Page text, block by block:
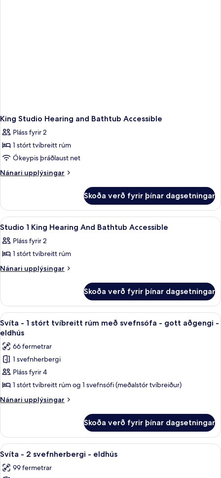
King Studio Hearing and Bathtub Accessible
Pláss fyrir 2
1 stórt tvíbreitt rúm
Ókeypis þráðlaust net
Nánari upplýsingar
Nánari
Studio
Hearing
and
Accessible
Skoða verð fyrir þínar dagsetningar
Skoða
allar
myndir
fyrir
Studio
Hearing
And
Bathtub
Accessible
Rúmföt af bestu gerð, dúnsængur,
6
Studio 1 King Hearing And Bathtub Accessible
Pláss fyrir 2
1 stórt tvíbreitt rúm
Nánari upplýsingar
Nánari
1
King
Hearing
And
Accessible
Skoða verð fyrir þínar dagsetningar
Skoða
allar
myndir
fyrir
Svíta
-
1
stórt
með
svefnsófa
-
gott
Rúmföt af bestu gerð, dúnsængur,
11
Svíta - 1 stórt tvíbreitt rúm með svefnsófa - gott aðgengi -
eldhús
66 fermetrar
1 svefnherbergi
Pláss fyrir 4
1 stórt tvíbreitt rúm og 1 svefnsófi (meðalstór tvíbreiður)
Nánari upplýsingar
Nánari
-
stórt
rúm
Skoða verð fyrir þínar dagsetningar
Skoða
allar
myndir
49-tommu LCD-sjónvarp með
10
Svíta - 2 svefnherbergi - eldhús
99 fermetrar